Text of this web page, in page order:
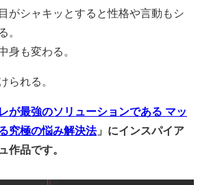
がシャキッとすると性格や言動もシ
身も変わる。
られる。
が最強のソリューションである マッ
究極の悩み解決法」にインスパイア
作品です。